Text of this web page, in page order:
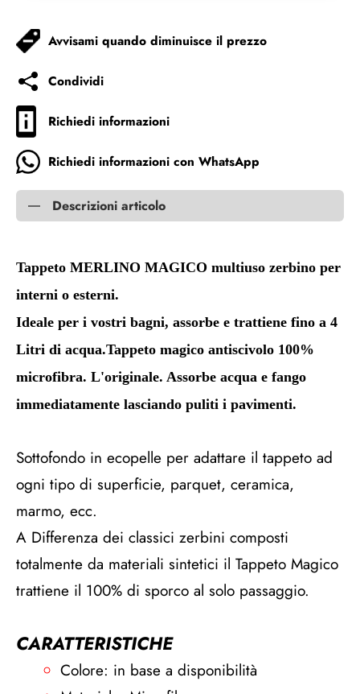
Avvisami quando diminuisce il prezzo
Condividi
Richiedi informazioni
Richiedi informazioni con WhatsApp
Descrizioni articolo
Tappeto MERLINO MAGICO multiuso zerbino per
interni o esterni.
Ideale per i vostri bagni, assorbe e trattiene fino a 4
Litri di acqua.Tappeto magico antiscivolo 100%
microfibra. L'originale. Assorbe acqua e fango
immediatamente lasciando puliti i pavimenti.
Sottofondo in ecopelle per adattare il tappeto ad
ogni tipo di superficie, parquet, ceramica,
marmo, ecc.
A Differenza dei classici zerbini composti
totalmente da materiali sintetici il Tappeto Magico
trattiene il 100% di sporco al solo passaggio.
CARATTERISTICHE
Colore: in base a disponibilità